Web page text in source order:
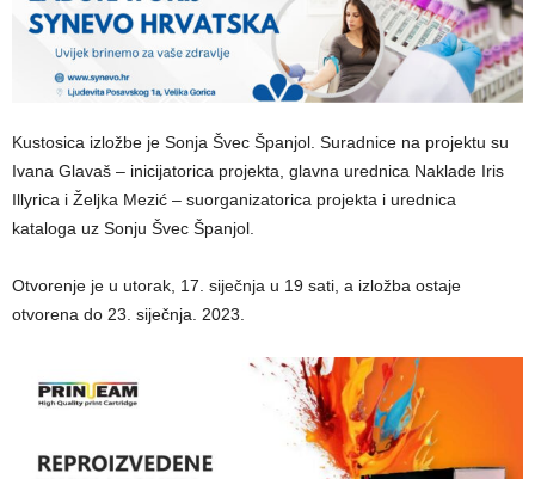
Kustosica izložbe je Sonja Švec Španjol. Suradnice na projektu su
Ivana Glavaš – inicijatorica projekta, glavna urednica Naklade Iris
Illyrica i Željka Mezić – suorganizatorica projekta i urednica
kataloga uz Sonju Švec Španjol.
Otvorenje je u utorak, 17. siječnja u 19 sati, a izložba ostaje
otvorena do 23. siječnja. 2023.